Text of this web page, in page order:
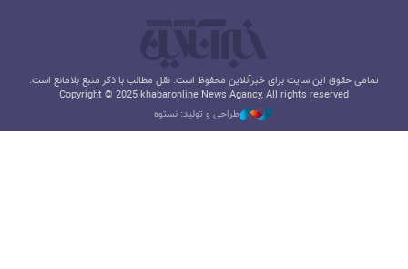
تمامی حقوق این سایت برای خبرآنلاین محفوظ است. نقل مطالب با ذکر منبع بلامانع است.
Copyright © 2025 khabaronline News Agancy, All rights reserved
طراحی و تولید: نستوه